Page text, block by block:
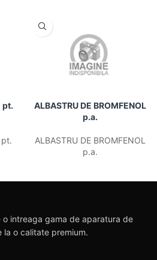
pt.
pt.
ALBASTRU DE BROMFENOL
p.a.
ALBASTRU DE BROMFENOL
p.a.
intreaga gama de aparatura de
la o calitate premium.